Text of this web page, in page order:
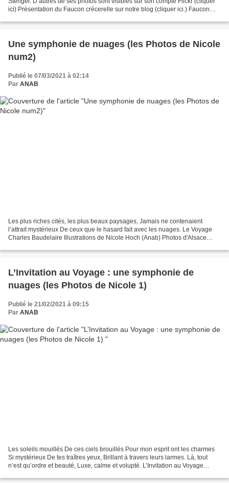
ici) Présentation du Faucon crécerelle sur notre blog (cliquer ici.) Faucon
Une symphonie de nuages (les Photos de Nicole
num2)
Publié le 07/03/2021 à 02:14
Par ANAB
Les plus riches cités, les plus beaux paysages, Jamais ne contenaient
l’attrait mystérieux De ceux que le hasard fait avec les nuages. Le Voyage
Charles Baudelaire Illustrations de Nicole Hoch (Anab) Photos d'Alsace
L’Invitation au Voyage : une symphonie de
nuages (les Photos de Nicole 1)
Publié le 21/02/2021 à 09:15
Par ANAB
Les soleils mouillés De ces ciels brouillés Pour mon esprit ont les charmes
Si mystérieux De tes traîtres yeux, Brillant à travers leurs larmes. Là, tout
n’est qu’ordre et beauté, Luxe, calme et volupté. L’Invitation au Voyage